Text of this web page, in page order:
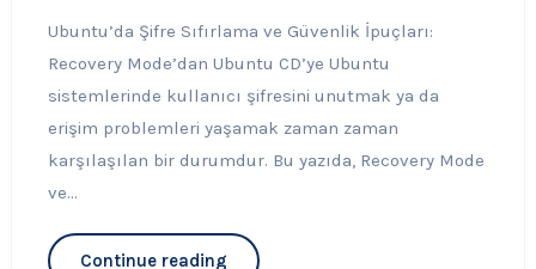
Ubuntu’da Şifre Sıfırlama ve Güvenlik İpuçları:
Recovery Mode’dan Ubuntu CD’ye Ubuntu
sistemlerinde kullanıcı şifresini unutmak ya da
erişim problemleri yaşamak zaman zaman
karşılaşılan bir durumdur. Bu yazıda, Recovery Mode
ve...
Continue reading